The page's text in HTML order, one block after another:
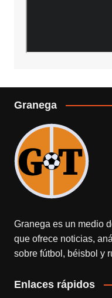
Granega
Granega es un medio
que ofrece noticias,
sobre fútbol, béisbol y
Enlaces rápidos